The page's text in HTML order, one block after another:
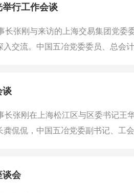
行工作会谈
张刚与来访的上海交易集团党委
交流。中国五冶党委委员、总会
谈
张刚在上海松江区与区委书记王
龚侃侃，中国五冶党委副书记、
谈会